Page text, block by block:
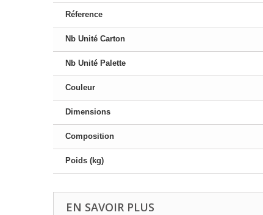
Réference
Nb Unité Carton
Nb Unité Palette
Couleur
Dimensions
Composition
Poids (kg)
EN SAVOIR PLUS